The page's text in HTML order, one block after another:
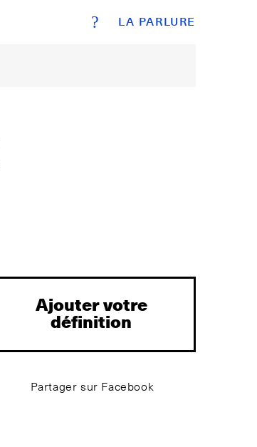
LA PARLURE
?
Ajouter votre
définition
Partager sur Facebook